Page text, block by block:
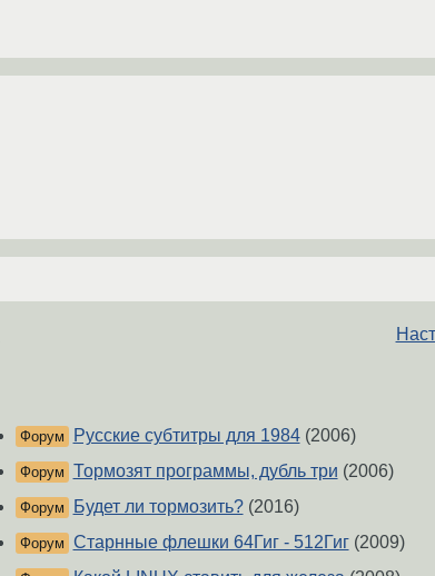
Форум Русские субтитры для 1984(2006)
Форум Тормозят программы, дубль три (2006)
Форум Будет ли тормозить?(2016)
Форум Старнные флешки 64Гиг - 512Гиг(2009)